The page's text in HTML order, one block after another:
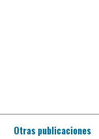
Otras publicaciones